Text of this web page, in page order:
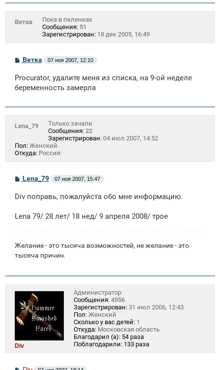
Ветка
Пока в пеленках
Сообщения: 51
Зарегистрирован: 18 дек 2005, 16:49
С
б
щ
е
и
Ветка 07 ноя 2007, 12:10
Procurator, удалите меня из списка, на 9-ой неделе
беременность замерла
Lena_79
Только зачали
Сообщения: 22
Зарегистрирован: 04 июл 2007, 14:52
Пол: Женский
Откуда: Россия
С
б
н
Lena_79 07 ноя 2007, 15:47
Div поправь, пожалуйста обо мне информацию.
Lena 79/ 28 лет/ 18 нед/ 9 апреля 2008/ трое
Желание - это тысяча возможностей, не желание - это
тысяча причин.
Div
Администратор
Сообщения: 4556
Зарегистрирован: 31 июл 2006, 12:43
Пол: Женский
Сколько у вас детей: 1
Откуда: Московская область
Благодарил (а): 54 раза
Поблагодарили: 133 раза
С